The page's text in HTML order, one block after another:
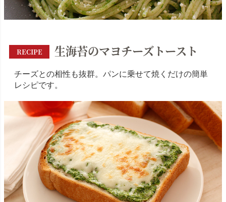
RECIPE 生海苔のマヨチーズトースト
チーズとの相性も抜群。パンに乗せて焼くだけの簡単
レシピです。